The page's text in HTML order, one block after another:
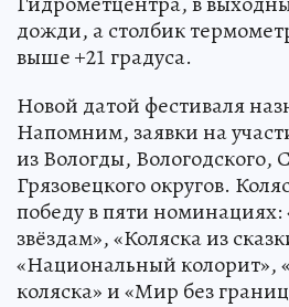
дожди, а столбик
выше +21 градуса.
Новой датой фестиваля
Напомним, заявки на
из Вологды, Вологодского,
Грязовецкого округов.
победу в пяти номинациях:
звёздам», «Коляска из
«Национальный колорит»,
коляска» и «Мир без